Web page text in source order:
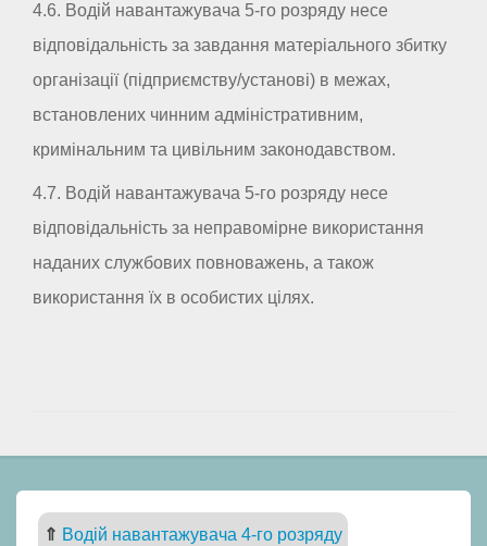
4.6. Водій навантажувача 5-го розряду несе
відповідальність за завдання матеріального збитку
організації (підприємству/установі) в межах,
встановлених чинним адміністративним,
кримінальним та цивільним законодавством.
4.7. Водій навантажувача 5-го розряду несе
відповідальність за неправомірне використання
наданих службових повноважень, а також
використання їх в особистих цілях.
⇑ Водій навантажувача 4-го розряду